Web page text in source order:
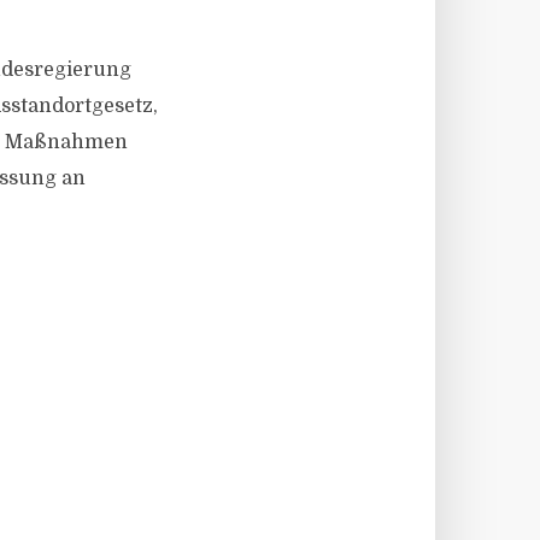
Maßnahmen
an